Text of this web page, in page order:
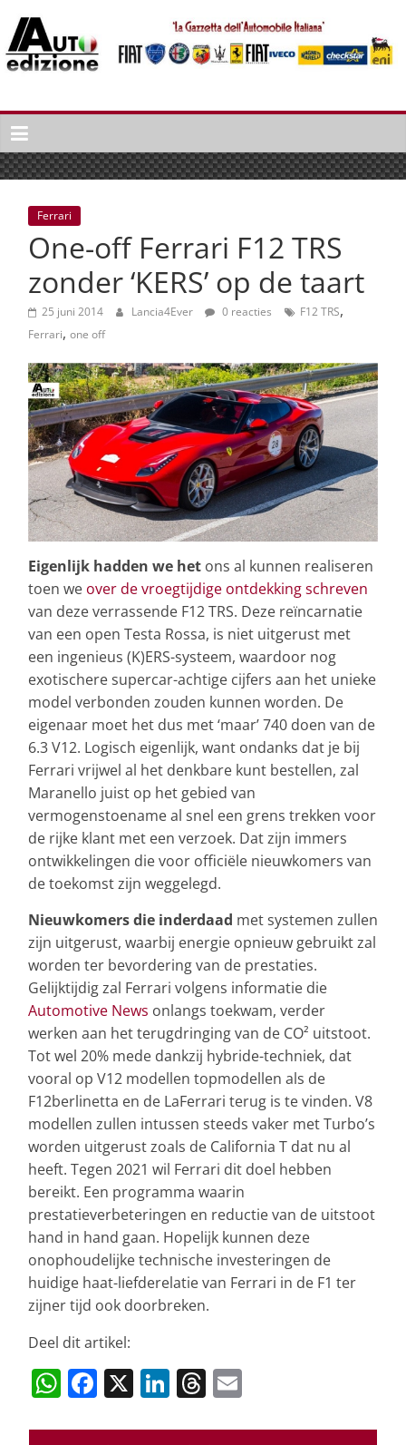
naar
inhoud
Auto
Edizione
La
Gazetta
dell'Automobile
Italiana
autonieuws
lifestyle
Ferrari
One-off Ferrari F12 TRS
zonder ‘KERS’ op de taart
25 juni 2014 Lancia4Ever 0 reacties F12 TRS,
Ferrari, one off
Eigenlijk hadden we het ons al kunnen realiseren
toen we over de vroegtijdige ontdekking schreven
van deze verrassende F12 TRS. Deze reïncarnatie
van een open Testa Rossa, is niet uitgerust met
een ingenieus (K)ERS-systeem, waardoor nog
exotischere supercar-achtige cijfers aan het unieke
model verbonden zouden kunnen worden. De
eigenaar moet het dus met ‘maar’ 740 doen van de
6.3 V12. Logisch eigenlijk, want ondanks dat je bij
Ferrari vrijwel al het denkbare kunt bestellen, zal
Maranello juist op het gebied van
vermogenstoename al snel een grens trekken voor
de rijke klant met een verzoek. Dat zijn immers
ontwikkelingen die voor officiële nieuwkomers van
de toekomst zijn weggelegd.
Nieuwkomers die inderdaad met systemen zullen
zijn uitgerust, waarbij energie opnieuw gebruikt zal
worden ter bevordering van de prestaties.
Gelijktijdig zal Ferrari volgens informatie die
Automotive News onlangs toekwam, verder
werken aan het terugdringing van de CO² uitstoot.
Tot wel 20% mede dankzij hybride-techniek, dat
vooral op V12 modellen topmodellen als de
F12berlinetta en de LaFerrari terug is te vinden. V8
modellen zullen intussen steeds vaker met Turbo’s
worden uitgerust zoals de California T dat nu al
heeft. Tegen 2021 wil Ferrari dit doel hebben
bereikt. Een programma waarin
prestatieverbeteringen en reductie van de uitstoot
hand in hand gaan. Hopelijk kunnen deze
onophoudelijke technische investeringen de
huidige haat-liefderelatie van Ferrari in de F1 ter
zijner tijd ook doorbreken.
Deel dit artikel:
W F X Li T